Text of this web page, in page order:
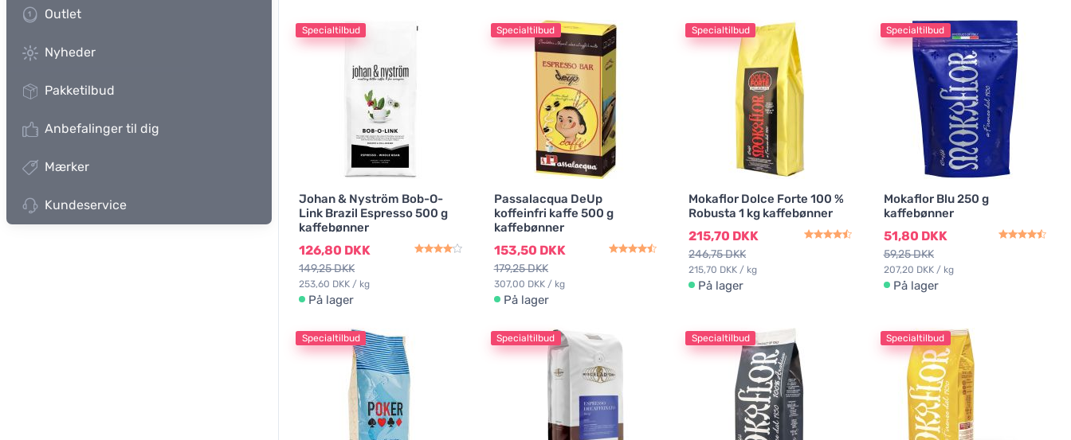
Outlet
Nyheder
Pakketilbud
Anbefalinger til dig
Mærker
Kundeservice
Specialtilbud
Johan & Nyström Bob-O-
Link Brazil Espresso 500 g
kaffebønner
126,80 DKK
149,25 DKK
253,60 DKK / kg
På lager
Specialtilbud
Passalacqua DeUp
koffeinfri kaffe 500 g
kaffebønner
153,50 DKK
179,25 DKK
307,00 DKK / kg
På lager
Specialtilbud
Mokaflor Dolce Forte 100 %
Robusta 1 kg kaffebønner
215,70 DKK
246,75 DKK
215,70 DKK / kg
På lager
Specialtilbud
Mokaflor Blu 250 g
kaffebønner
51,80 DKK
59,25 DKK
207,20 DKK / kg
På lager
Specialtilbud Specialtilbud Specialtilbud Specialtilbud